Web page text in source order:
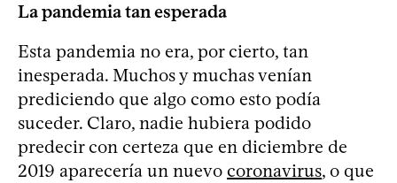
La pandemia tan esperada
Esta pandemia no era, por cierto, tan
inesperada. Muchos y muchas venían
prediciendo que algo como esto podía
suceder. Claro, nadie hubiera podido
predecir con certeza que en diciembre de
2019 aparecería un nuevo coronavirus, o que